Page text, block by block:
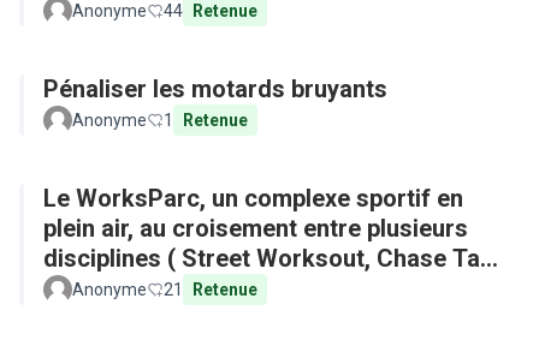
Anonyme 44 Retenue
Pénaliser les motards bruyants
Anonyme 1 Retenue
Le WorksParc, un complexe sportif en
plein air, au croisement entre plusieurs
disciplines ( Street Worksout, Chase Tag,
Parkour)
Anonyme 21 Retenue